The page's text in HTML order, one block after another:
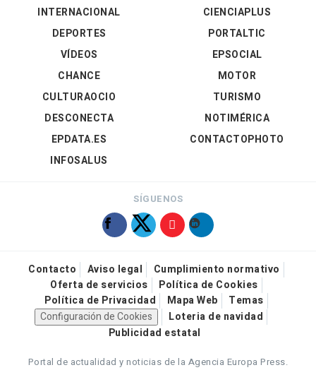
INTERNACIONAL
DEPORTES
VÍDEOS
CIENCIAPLUS
PORTALTIC
EPSOCIAL
CHANCE
CULTURAOCIO
DESCONECTA
EPDATA.ES
INFOSALUS
MOTOR
TURISMO
NOTIMÉRICA
CONTACTOPHOTO
SÍGUENOS
Contacto Aviso legal
Cumplimiento normativo
Oferta de servicios
Política de Cookies
Política de Privacidad
Mapa Web
Temas
Configuración de Cookies
Loteria de navidad
Publicidad estatal
Portal de actualidad y noticias de la Agencia Europa Press.